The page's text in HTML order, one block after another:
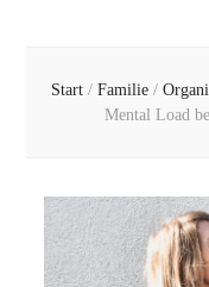
Start / Familie /
Mental Load